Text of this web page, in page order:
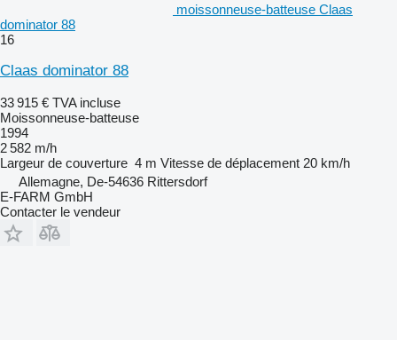
moissonneuse-batteuse Claas
dominator 88
16
Claas dominator 88
33 915 € TVA incluse
Moissonneuse-batteuse
1994
2 582 m/h
Largeur de couverture 4 m Vitesse de déplacement 20 km/h
Allemagne, De-54636 Rittersdorf
E-FARM GmbH
Contacter le vendeur